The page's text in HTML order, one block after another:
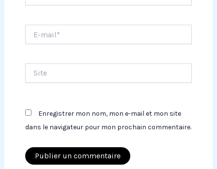
mail*
Enregistrer mon nom, mon e-mail et mon site
dans le navigateur pour mon prochain commentaire.